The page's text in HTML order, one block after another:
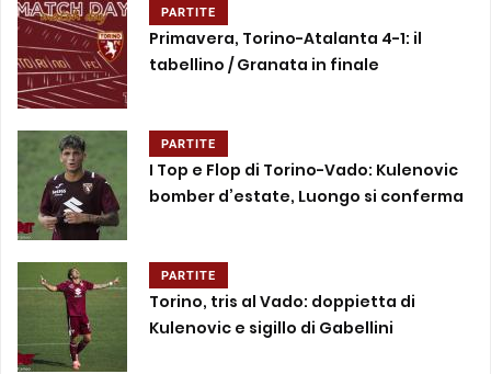
PARTITE
Primavera, Torino-Atalanta 4-1: il
tabellino / Granata in finale
PARTITE
I Top e Flop di Torino-Vado: Kulenovic
bomber d’estate, Luongo si conferma
PARTITE
Torino, tris al Vado: doppietta di
Kulenovic e sigillo di Gabellini